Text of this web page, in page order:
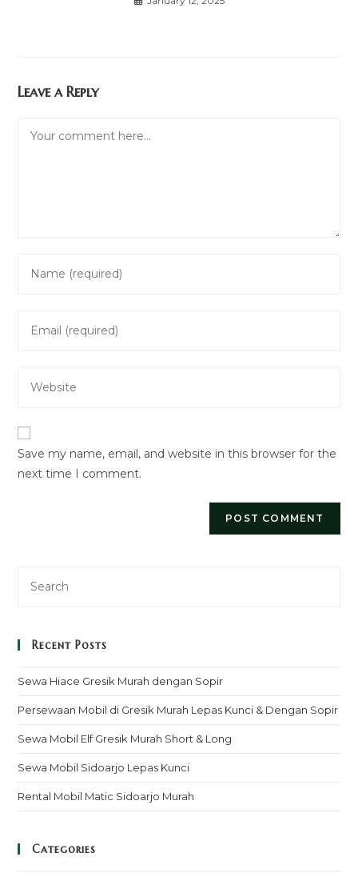
Leave a Reply
your
comment
your
address
your
URL
(optional)
Save my name, email, and website in this browser for the
next time I comment.
Recent Posts
Sewa Hiace Gresik Murah dengan Sopir
Persewaan Mobil di Gresik Murah Lepas Kunci & Dengan Sopir
Sewa Mobil Elf Gresik Murah Short & Long
Sewa Mobil Sidoarjo Lepas Kunci
Rental Mobil Matic Sidoarjo Murah
Categories